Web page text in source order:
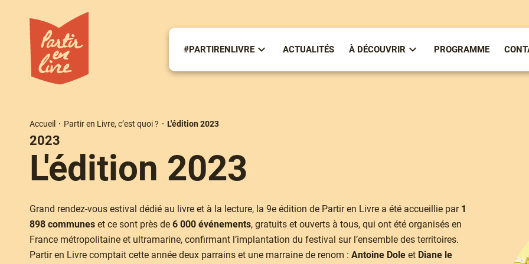
contenu
principal
#PARTIRENLIVRE
Sous-
#partirenlivre
ACTUALITÉS À DÉCOUVRIR
Sous-
À
PROGRAMME
Fil
d'Ariane
Accueil Partir en Livre, c’est quoi ? L'édition 2023
2023
L'édition 2023
Grand rendez-vous estival dédié au livre et à la lecture, la 9e édition de Partir en Livre a été accueillie par 1
898 communes et ce sont près de 6 000 événements, gratuits et ouverts à tous, qui ont été organisés en
France métropolitaine et ultramarine, confirmant l’implantation du festival sur l’ensemble des territoires.
Partir en Livre comptait cette année deux parrains et une marraine de renom : Antoine Dole et Diane le